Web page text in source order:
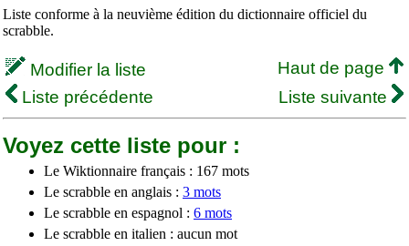
Liste conforme à la neuvième édition du dictionnaire officiel du
scrabble.
Modifier la liste
Haut de page
Liste précédente
Liste suivante
Voyez cette liste pour :
Le Wiktionnaire français : 167 mots
Le scrabble en anglais : 3 mots
Le scrabble en espagnol : 6 mots
Le scrabble en italien : aucun mot